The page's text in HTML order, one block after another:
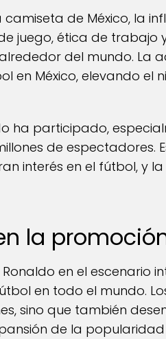
de México, la
juego, ética de
del mundo. La
en México, elevando el
ha participado,
de espectadores.
interés en el fútbol, y
la
en el escenario
en todo el mundo.
sino que también
de la